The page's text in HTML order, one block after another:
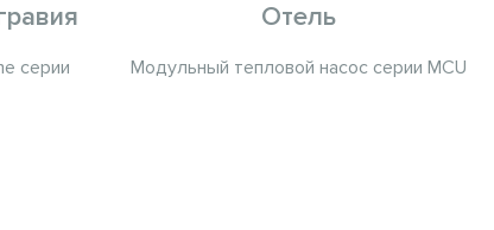
серии
Отель
Модульный тепловой насос серии MCU